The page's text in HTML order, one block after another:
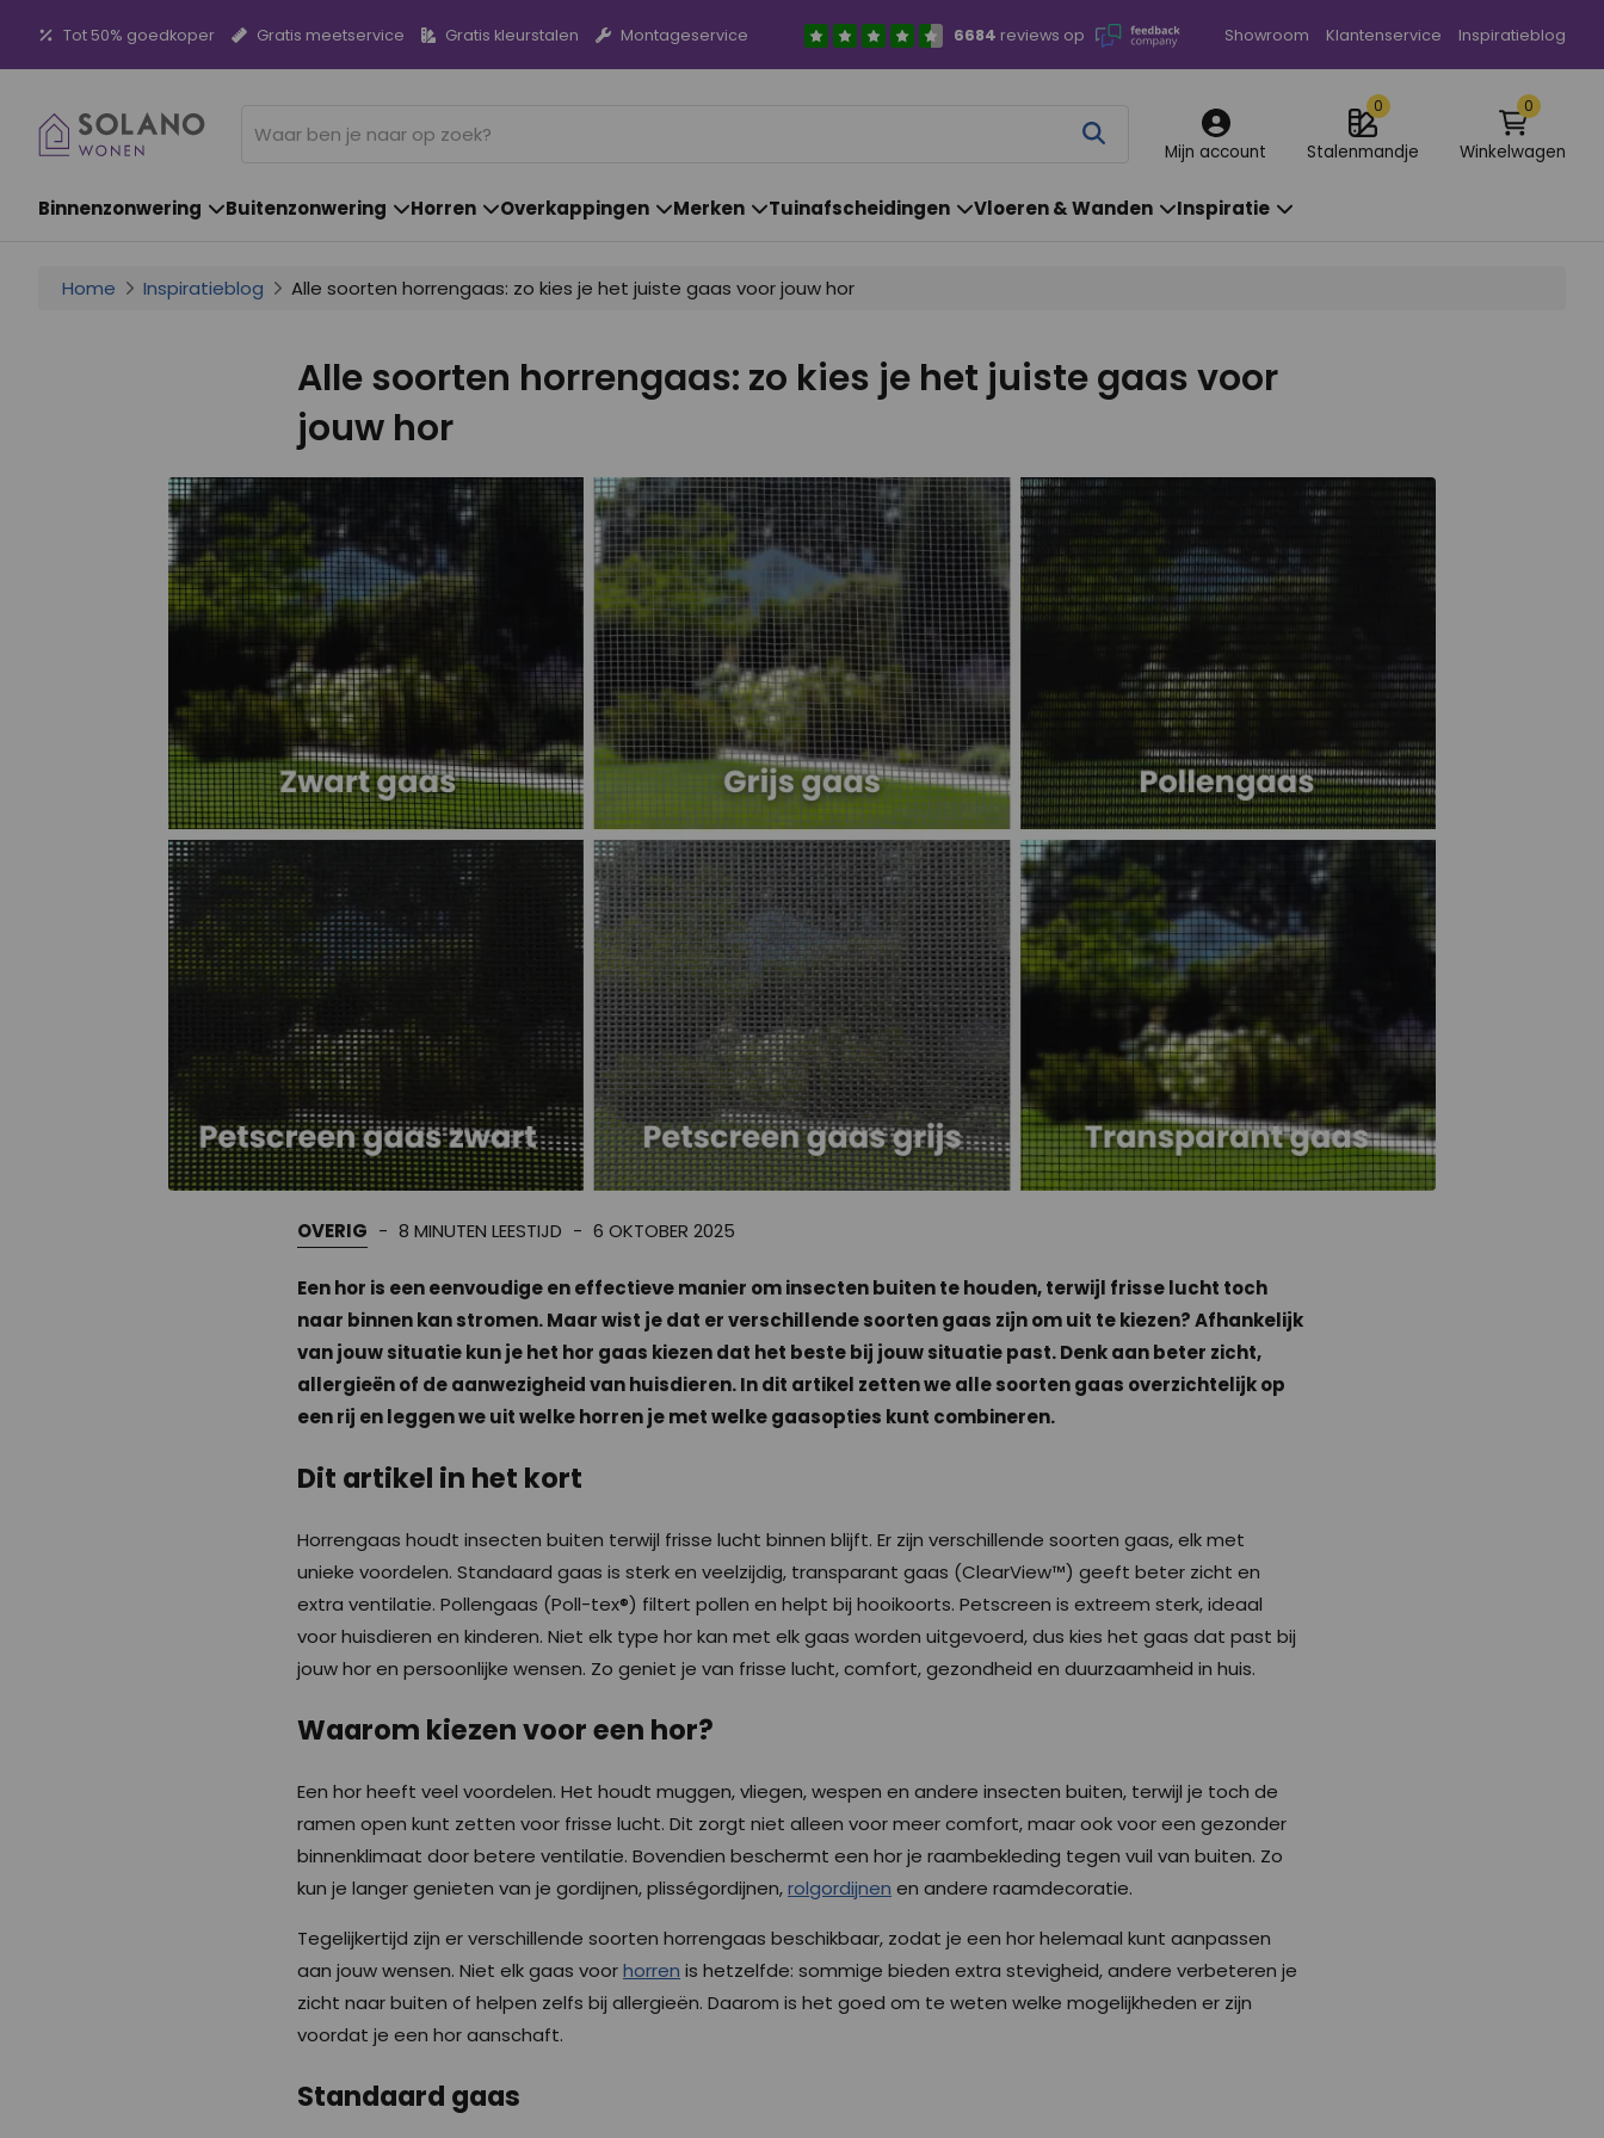
Tot 50% goedkoper Gratis meetservice Gratis kleurstalen Montageservice 6684 reviews op Showroom Klantenservice Inspiratieblog
Annuleren
Mijn account
0
Stalenmandje
0
Winkelwagen
Binnenzonwering Buitenzonwering Horren Overkappingen Merken Tuinafscheidingen Vloeren & Wanden Inspiratie
Home Inspiratieblog Alle soorten horrengaas: zo kies je het juiste gaas voor jouw hor
Alle soorten horrengaas: zo kies je het juiste gaas voor
jouw hor
OVERIG 8 MINUTEN LEESTIJD 6 OKTOBER 2025
Een hor is een eenvoudige en effectieve manier om insecten buiten te houden, terwijl frisse lucht toch
naar binnen kan stromen. Maar wist je dat er verschillende soorten gaas zijn om uit te kiezen? Afhankelijk
van jouw situatie kun je het hor gaas kiezen dat het beste bij jouw situatie past. Denk aan beter zicht,
allergieën of de aanwezigheid van huisdieren. In dit artikel zetten we alle soorten gaas overzichtelijk op
een rij en leggen we uit welke horren je met welke gaasopties kunt combineren.
Dit artikel in het kort
Horrengaas houdt insecten buiten terwijl frisse lucht binnen blijft. Er zijn verschillende soorten gaas, elk met
unieke voordelen. Standaard gaas is sterk en veelzijdig, transparant gaas (ClearView™) geeft beter zicht en
extra ventilatie. Pollengaas (Poll-tex®) filtert pollen en helpt bij hooikoorts. Petscreen is extreem sterk, ideaal
voor huisdieren en kinderen. Niet elk type hor kan met elk gaas worden uitgevoerd, dus kies het gaas dat past bij
jouw hor en persoonlijke wensen. Zo geniet je van frisse lucht, comfort, gezondheid en duurzaamheid in huis.
Waarom kiezen voor een hor?
Een hor heeft veel voordelen. Het houdt muggen, vliegen, wespen en andere insecten buiten, terwijl je toch de
ramen open kunt zetten voor frisse lucht. Dit zorgt niet alleen voor meer comfort, maar ook voor een gezonder
binnenklimaat door betere ventilatie. Bovendien beschermt een hor je raambekleding tegen vuil van buiten. Zo
kun je langer genieten van je gordijnen, plisségordijnen,rolgordijnen en andere raamdecoratie.
Tegelijkertijd zijn er verschillende soorten horrengaas beschikbaar, zodat je een hor helemaal kunt aanpassen
aan jouw wensen. Niet elk gaas voorhorren is hetzelfde: sommige bieden extra stevigheid, andere verbeteren je
zicht naar buiten of helpen zelfs bij allergieën. Daarom is het goed om te weten welke mogelijkheden er zijn
voordat je een hor aanschaft.
Standaard gaas